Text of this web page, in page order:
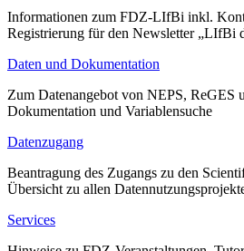
Informationen zum FDZ-LIfBi inkl.
Registrierung für den Newsletter „LIfBi
Daten und Dokumentation
Zum Datenangebot von NEPS, ReGES
Dokumentation und Variablensuche
Datenzugang
Beantragung des Zugangs zu den
Übersicht zu allen
Services